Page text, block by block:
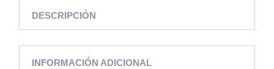
DESCRIPCIÓN
INFORMACIÓN ADICIONAL